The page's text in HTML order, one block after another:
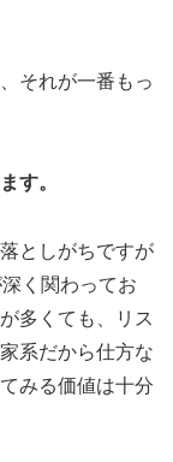
それが一番もっ
す。
としがちですが
く関わってお
多くても、リス
系だから仕方な
みる価値は十分